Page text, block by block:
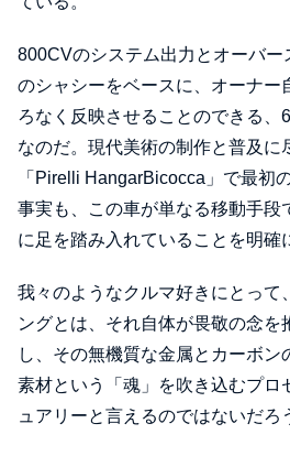
800CVのシステム出力とオーバー
のシャシーをベースに、オーナー
ろなく反映させることのできる、
なのだ。現代美術の制作と普及に
「Pirelli HangarBicocca」で最初
事実も、この車が単なる移動手段
に足を踏み入れていることを明確
我々のようなクルマ好きにとって
ングとは、それ自体が畏敬の念を
し、その無機質な金属とカーボ
素材という「魂」を吹き込むプロ
ュアリーと言えるのではないだろ